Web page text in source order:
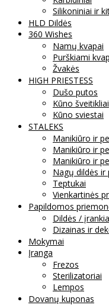
Silikoniniai ir
HLD Dildės
360 Wishes
Namų kvapai
Purškiami
Žvakės
HIGH PRIESTESS
Dušo putos
Kūno šveitikliai
Kūno sviestai
STALEKS
Manikiūro ir
Manikiūro ir
Manikiūro ir
Nagų dildės ir
Teptukai
Vienkartinės
Papildomos
Dildės /
Dizainas ir
Mokymai
Įranga
Frezos
Sterilizatoriai
Lempos
Dovanų kuponas